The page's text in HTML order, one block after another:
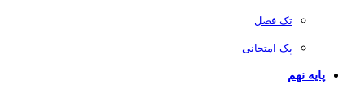
تک فصل
پک امتحانی
پایه نهم